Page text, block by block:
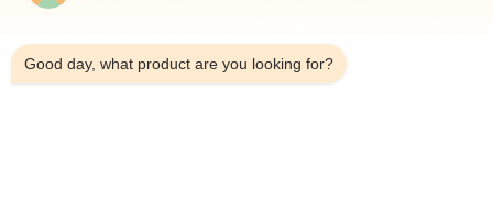
2026-06-22
200 σακούλες ανά λεπτό,
Good day, what product are you looking for?